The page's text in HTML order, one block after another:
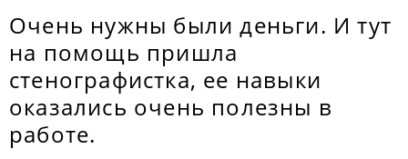
Очень нужны были деньги. И тут
на помощь пришла
стенографистка, ее навыки
оказались очень полезны в
работе.